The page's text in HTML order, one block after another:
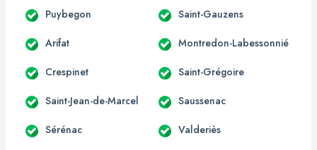
Puybegon Saint-Gauzens
Arifat Montredon-Labessonnié
Crespinet Saint-Grégoire
Saint-Jean-de-Marcel Saussenac
Sérénac Valderiès